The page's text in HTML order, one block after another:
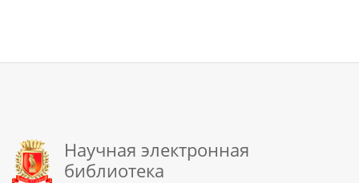
Научная электронная
библиотека